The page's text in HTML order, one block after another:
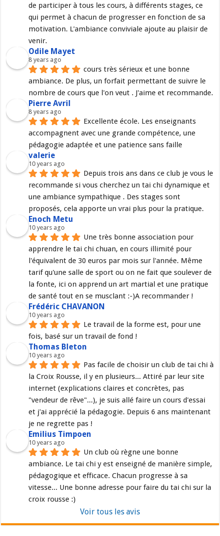
de participer à tous les cours, à différents stages, ce
qui permet à chacun de progresser en fonction de sa
motivation. L'ambiance conviviale ajoute au plaisir de
venir.
Odile Mayet
8 years ago
cours très sérieux et une bonne
ambiance. De plus, un forfait permettant de suivre le
nombre de cours que l'on veut . J'aime et recommande.
Pierre Avril
8 years ago
Excellente école. Les enseignants
accompagnent avec une grande compétence, une
pédagogie adaptée et une patience sans faille
valerie
10 years ago
Depuis trois ans dans ce club je vous le
recommande si vous cherchez un tai chi dynamique et
une ambiance sympathique . Des stages sont
proposés, cela apporte un vrai plus pour la pratique.
Enoch Metu
10 years ago
Une très bonne association pour
apprendre le tai chi chuan, en cours illimité pour
l'équivalent de 30 euros par mois sur l'année. Même
tarif qu'une salle de sport ou on ne fait que soulever de
la fonte, ici on apprend un art martial et une pratique
de santé tout en se musclant :-)A recommander !
Frédéric CHAVANON
10 years ago
Le travail de la forme est, pour une
fois, basé sur un travail de fond !
Thomas Bleton
10 years ago
Pas facile de choisir un club de tai chi à
la Croix Rousse, il y en plusieurs... Attiré par leur site
internet (explications claires et concrètes, pas
"vendeur de rêve"...), je suis allé faire un cours d'essai
et j'ai apprécié la pédagogie. Depuis 6 ans maintenant
je ne regrette pas !
Emilius Timpoen
10 years ago
Un club où règne une bonne
ambiance. Le tai chi y est enseigné de manière simple,
pédagogique et efficace. Chacun progresse à sa
vitesse... Une bonne adresse pour faire du tai chi sur la
croix rousse :)
Voir tous les avis